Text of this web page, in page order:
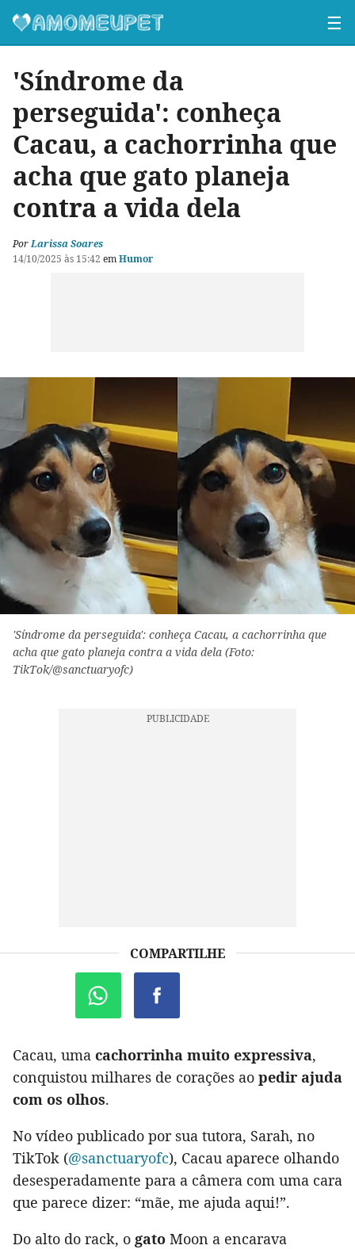
☰
'Síndrome da
perseguida': conheça
Cacau, a cachorrinha que
acha que gato planeja
contra a vida dela
PorLarissa Soares
14/10/2025 às 15:42 emHumor
'Síndrome da perseguida': conheça Cacau, a cachorrinha que
acha que gato planeja contra a vida dela (Foto:
TikTok/@sanctuaryofc)
COMPARTILHE
Cacau, uma cachorrinha muito expressiva,
conquistou milhares de corações ao pedir ajuda
com os olhos.
No vídeo publicado por sua tutora, Sarah, no
TikTok (@sanctuaryofc), Cacau aparece olhando
desesperadamente para a câmera com uma cara
que parece dizer: “mãe, me ajuda aqui!”.
Do alto do rack, o gato Moon a encarava